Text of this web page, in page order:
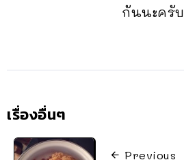
กันนะครับ
เรื่องอื่นๆ
Previous